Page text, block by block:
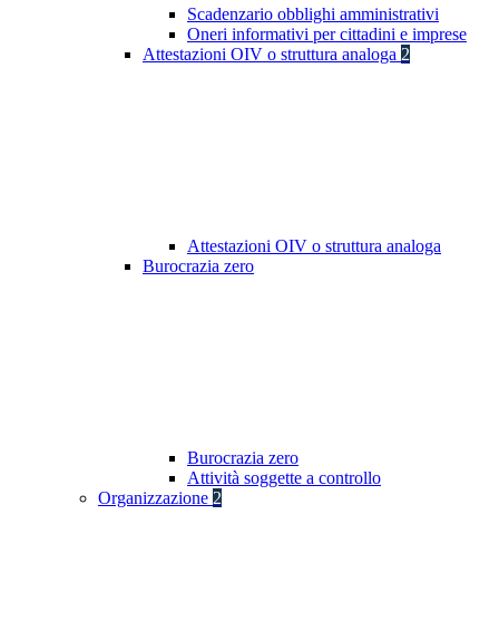
Scadenzario obblighi amministrativi
Oneri informativi per cittadini e imprese
Attestazioni OIV o struttura analoga 2
Attestazioni OIV o struttura analoga
Burocrazia zero
Burocrazia zero
Attività soggette a controllo
Organizzazione 2